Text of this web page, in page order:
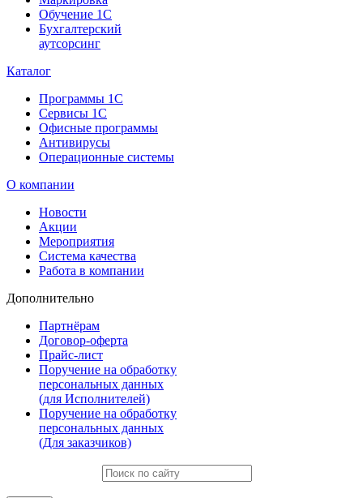
Обучение 1С
Бухгалтерский
аутсорсинг
Каталог
Программы 1С
Сервисы 1С
Офисные программы
Антивирусы
Операционные системы
О компании
Новости
Акции
Мероприятия
Система качества
Работа в компании
Дополнительно
Партнёрам
Договор-оферта
Прайс-лист
Поручение на обработку
персональных данных
(для Исполнителей)
Поручение на обработку
персональных данных
(Для заказчиков)